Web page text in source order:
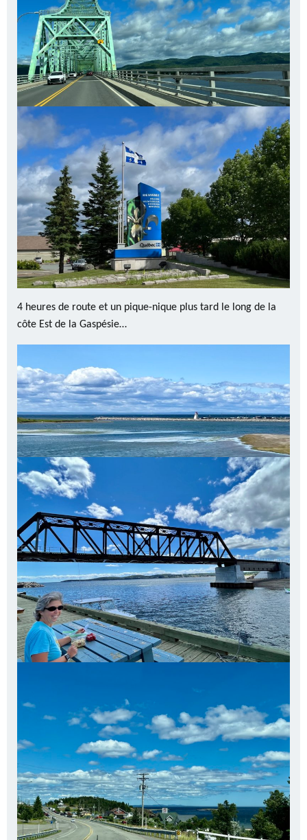
4 heures de route et un pique-nique plus tard le long de la
côte Est de la Gaspésie…